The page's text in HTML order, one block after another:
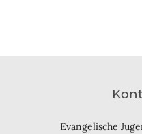
Evangelische